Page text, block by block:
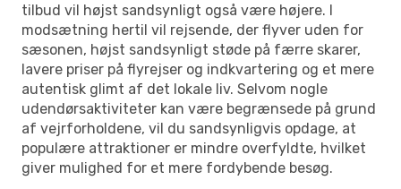
tilbud vil højst sandsynligt også være højere. I
modsætning hertil vil rejsende, der flyver uden for
sæsonen, højst sandsynligt støde på færre skarer,
lavere priser på flyrejser og indkvartering og et mere
autentisk glimt af det lokale liv. Selvom nogle
udendørsaktiviteter kan være begrænsede på grund
af vejrforholdene, vil du sandsynligvis opdage, at
populære attraktioner er mindre overfyldte, hvilket
giver mulighed for et mere fordybende besøg.